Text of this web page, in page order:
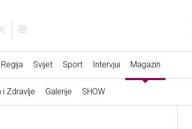
Regija Svijet Sport Intervjui Magazin
i Zdravlje Galerije SHOW